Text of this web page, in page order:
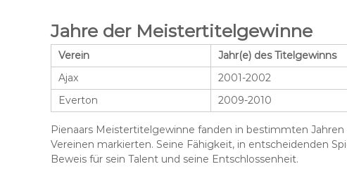
Jahre der Meistertitelgewinne
Verein
Jahr(e) des Titelgewinns
Ajax
2001-2002
Everton
2009-2010
Pienaars Meistertitelgewinne fanden in bestimmten
Vereinen markierten. Seine Fähigkeit, in entscheidenden
Beweis für sein Talent und seine Entschlossenheit.